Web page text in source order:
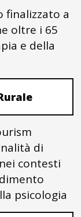
finalizzato a
oltre i 65
e della
di
contesti
psicologia